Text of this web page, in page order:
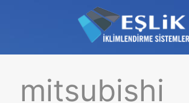
mitsubishi